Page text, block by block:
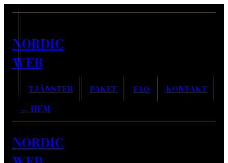
NORDIC
WEB
TJÄNSTER PAKET FAQ KONTAKT
← HEM
NORDIC